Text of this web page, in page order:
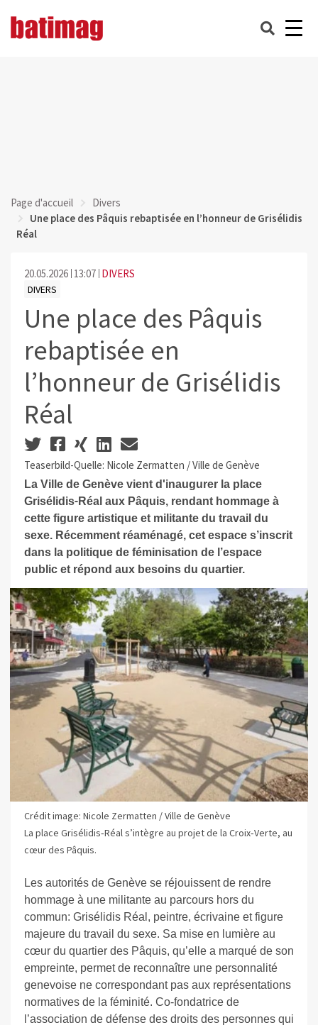
Page d'accueil
Divers
Une place des Pâquis rebaptisée en l’honneur de Grisélidis
Réal
20.05.2026 13:07 DIVERS
DIVERS
Une place des Pâquis
rebaptisée en
l’honneur de Grisélidis
Réal
Teaserbild-Quelle: Nicole Zermatten / Ville de Genève
La Ville de Genève vient d'inaugurer la place
Grisélidis‑Réal aux Pâquis, rendant hommage à
cette figure artistique et militante du travail du
sexe. Récemment réaménagé, cet espace s’inscrit
dans la politique de féminisation de l’espace
public et répond aux besoins du quartier.
Crédit image: Nicole Zermatten / Ville de Genève
La place Grisélidis‑Réal s’intègre au projet de la Croix‑Verte, au
cœur des Pâquis.
Les autorités de Genève se réjouissent de rendre
hommage à une militante au parcours hors du
commun: Grisélidis Réal, peintre, écrivaine et figure
majeure du travail du sexe. Sa mise en lumière au
cœur du quartier des Pâquis, qu’elle a marqué de son
empreinte, permet de reconnaître une personnalité
genevoise ne correspondant pas aux représentations
normatives de la féminité. Co-fondatrice de
l’association de défense des droits des personnes qui